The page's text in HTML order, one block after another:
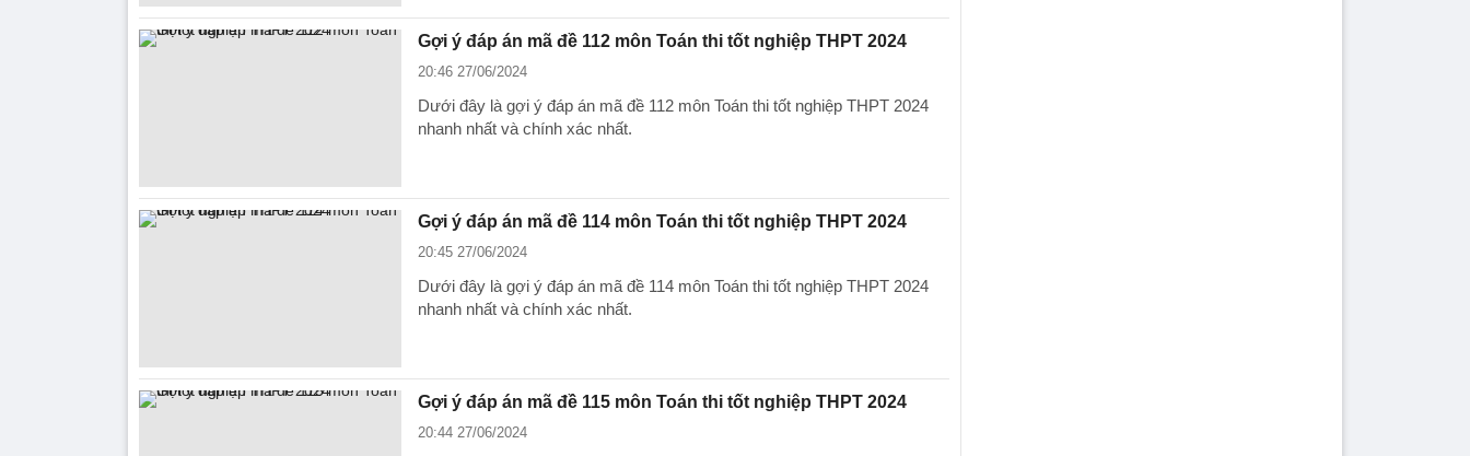
Gợi ý đáp án mã đề 112 môn Toán thi tốt nghiệp THPT 2024
20:46 27/06/2024
Dưới đây là gợi ý đáp án mã đề 112 môn Toán thi tốt nghiệp THPT 2024
nhanh nhất và chính xác nhất.
Gợi ý đáp án mã đề 114 môn Toán thi tốt nghiệp THPT 2024
20:45 27/06/2024
Dưới đây là gợi ý đáp án mã đề 114 môn Toán thi tốt nghiệp THPT 2024
nhanh nhất và chính xác nhất.
Gợi ý đáp án mã đề 115 môn Toán thi tốt nghiệp THPT 2024
20:44 27/06/2024